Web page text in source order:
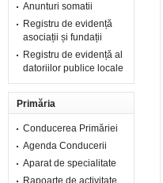
Anunturi somatii
Registru de evidență
asociații și fundații
Registru de evidență al
datoriilor publice locale
Primăria
Conducerea Primăriei
Agenda Conducerii
Aparat de specialitate
Rapoarte de activitate